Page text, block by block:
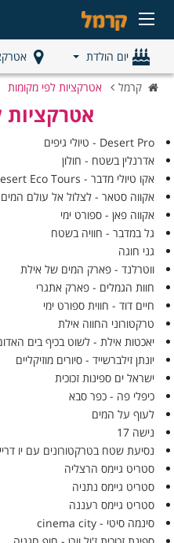
יום הולדת
קרמל אטרקציות לפי מקומות
אטרקציות
Desert Pro - טיולי גיפים
אדרנלין בשטח - חולון
אקו טיולי מדבר - Desert Eco Tours
אקווה סטאר - לצלול אל עולם המים
אקווה פאן - ספורט ימי
גל במדבר - חוויה בשטח
גני חוגה
ווטרלנד - פארק המים של אילת
חוות הגמלים - פארק אתגרי
חיים דוד - חווית ספורט ימי
טרקטורוני החווה אילת
יאכטות אילת - לשוט בכיף בים
יונתן זילברשייד - סיורים מוזיקליים
ישראל ים ספינות זכוכית
כיפלי פה - כפר סבא
לעוף על המים
נישה 17
נסיעת שטח בטרקטורונים עם יו
סטריט גיימס הרצליה
סטריט גיימס נתניה
סטריט גיימס רעננה
סינמה סיטי - cinema city